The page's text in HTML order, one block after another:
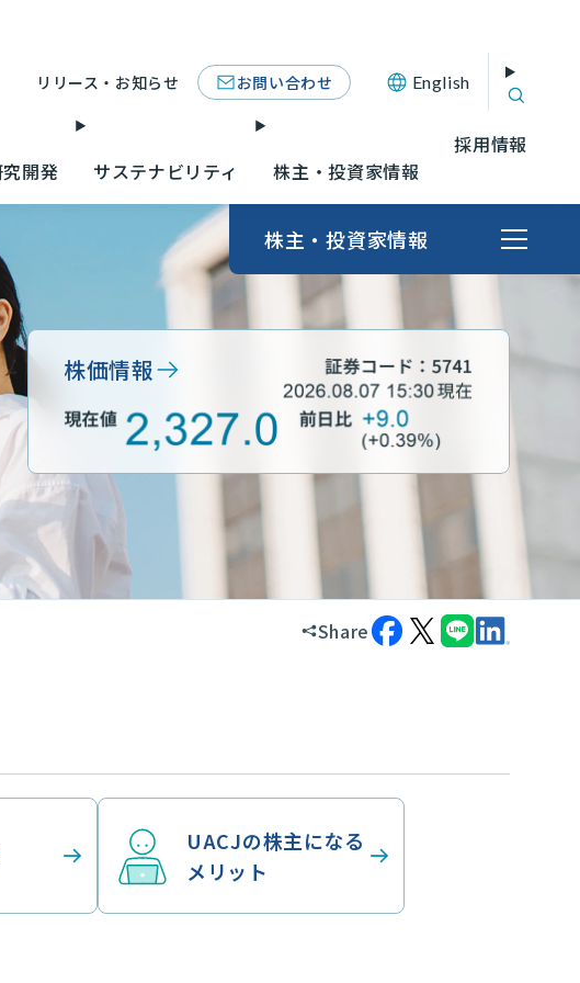
リリース・お知らせ お問い合わせ English
開発 サステナビリティ 株主・投資家情報
採用情報
株主・投資家情報
株価情報
Share
UACJの株主になる
メリット